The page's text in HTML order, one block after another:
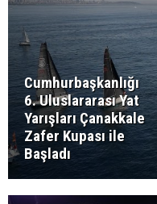
Cumhurbaşkanlığı
6. Uluslararası Yat
Yarışları Çanakkale
Zafer Kupası ile
Başladı